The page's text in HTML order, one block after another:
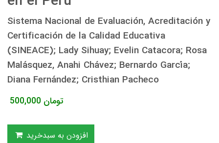
Sistema Nacional de Evaluación, Acreditación y
Certificación de la Calidad Educativa
(SINEACE); Lady Sihuay; Evelin Catacora; Rosa
Malásquez, Anahi Chávez; Bernardo García;
Diana Fernández; Cristhian Pacheco
500,000 تومان
افزودن به سبدخرید